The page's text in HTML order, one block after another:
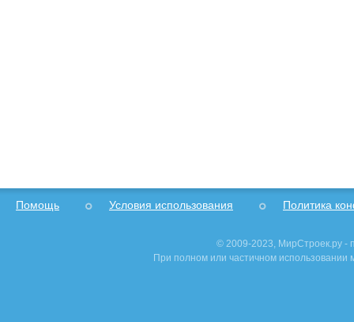
Помощь Условия использования Политика
© 2009-2023, МирСтроек.ру -
При полном или частичном использовании